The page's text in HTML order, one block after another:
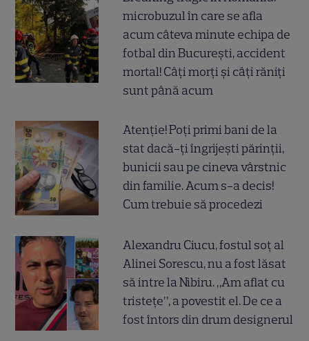
microbuzul în care se afla
acum câteva minute echipa de
fotbal din București, accident
mortal! Câți morți și câți răniți
sunt până acum
Atenție! Poți primi bani de la
stat dacă-ți îngrijești părinții,
bunicii sau pe cineva vârstnic
din familie. Acum s-a decis!
Cum trebuie să procedezi
Alexandru Ciucu, fostul soț al
Alinei Sorescu, nu a fost lăsat
să intre la Nibiru. „Am aflat cu
tristețe”, a povestit el. De ce a
fost întors din drum designerul